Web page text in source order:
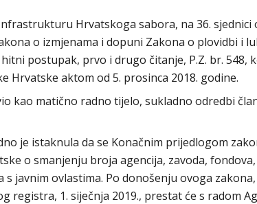
Hrvatskoga sabora, na 36. sjednici
o izmjenama i dopuni Zakona o plovidbi i
postupak, prvo i drugo čitanje, P.Z. br. 548,
Hrvatske aktom od 5. prosinca 2018. godine.
kao matično radno tijelo, sukladno odredbi
je istaknula da se Konačnim prijedlogom
o smanjenju broja agencija, zavoda,
javnim ovlastima. Po donošenju ovoga
registra, 1. siječnja 2019., prestat će s radom